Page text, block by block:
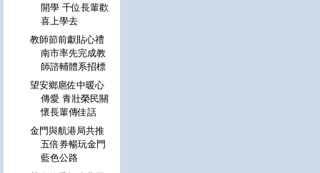
開學 千位長輩歡
喜上學去
教師節前獻貼心禮
南市率先完成教
師諮輔體系招標
望安鄉扈佐中暖心
傳愛 青壯榮民關
懷長輩傳佳話
金門與航港局共推
五倍券暢玩金門
藍色公路